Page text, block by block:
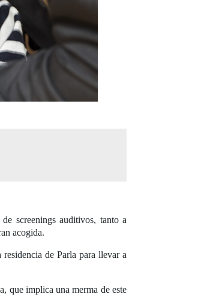
screenings auditivos, tanto a
acogida.
de Parla para llevar a
que implica una merma de este